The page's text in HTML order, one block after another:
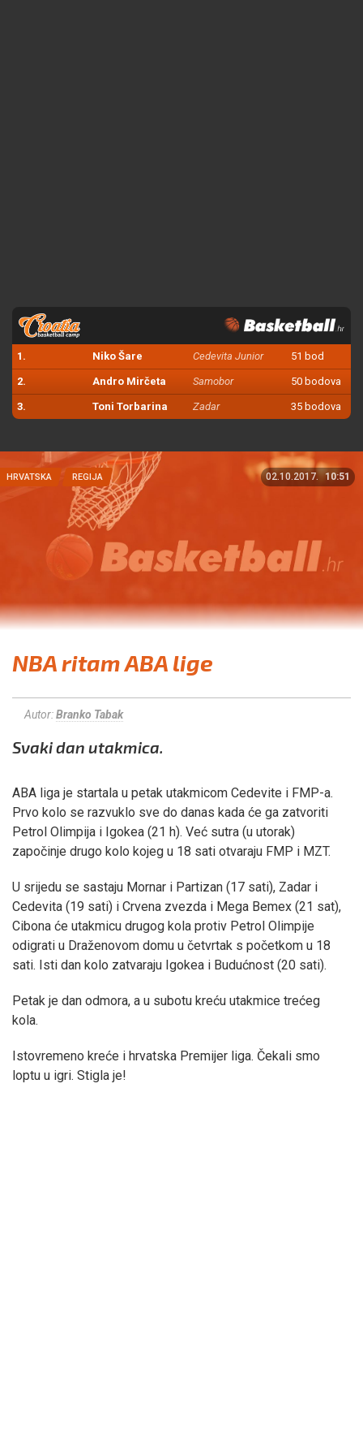
1. Niko Šare Cedevita Junior 51 bod
2. Andro Mirčeta Samobor 50 bodova
3. Toni Torbarina Zadar 35 bodova
HRVATSKA REGIJA 02.10.2017. 10:51
NBA ritam ABA lige
Autor:Branko Tabak
Svaki dan utakmica.
ABA liga je startala u petak utakmicom Cedevite i FMP-a.
Prvo kolo se razvuklo sve do danas kada će ga zatvoriti
Petrol Olimpija i Igokea (21 h). Već sutra (u utorak)
započinje drugo kolo kojeg u 18 sati otvaraju FMP i MZT.
U srijedu se sastaju Mornar i Partizan (17 sati), Zadar i
Cedevita (19 sati) i Crvena zvezda i Mega Bemex (21 sat),
Cibona će utakmicu drugog kola protiv Petrol Olimpije
odigrati u Draženovom domu u četvrtak s početkom u 18
sati. Isti dan kolo zatvaraju Igokea i Budućnost (20 sati).
Petak je dan odmora, a u subotu kreću utakmice trećeg
kola.
Istovremeno kreće i hrvatska Premijer liga. Čekali smo
loptu u igri. Stigla je!